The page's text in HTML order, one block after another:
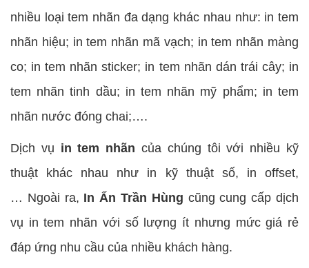
nhiều loại tem nhãn đa dạng khác nhau như: in tem
nhãn hiệu; in tem nhãn mã vạch; in tem nhãn màng
co; in tem nhãn sticker; in tem nhãn dán trái cây; in
tem nhãn tinh dầu; in tem nhãn mỹ phẩm; in tem
nhãn nước đóng chai;….
Dịch vụ in tem nhãn của chúng tôi với nhiều kỹ
thuật khác nhau như in kỹ thuật số, in offset,
… Ngoài ra, In Ấn Trần Hùng cũng cung cấp dịch
vụ in tem nhãn với số lượng ít nhưng mức giá rẻ
đáp ứng nhu cầu của nhiều khách hàng.